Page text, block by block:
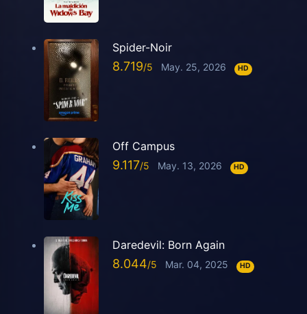
Spider-Noir
8.719 May. 25, 2026 HD
Off Campus
9.117 May. 13, 2026 HD
Daredevil: Born Again
8.044 Mar. 04, 2025 HD